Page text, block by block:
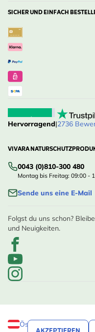
SICHER UND EINFACH
Hervorragend|2736
VIVARA
0043 (0)810-300 480
Montag bis Freitag: 09:00 -
Sende uns eine E-Mail
Folgst du uns schon?
und Neuigkeiten.
Österreich